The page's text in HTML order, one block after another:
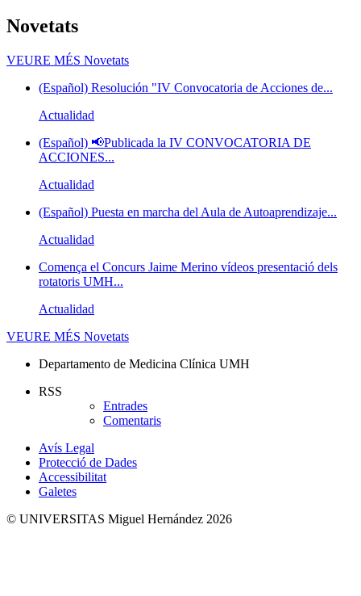
Novetats
VEURE MÉS Novetats
(Español) Resolución "IV Convocatoria de Acciones de...
Actualidad
(Español) 📢Publicada la IV CONVOCATORIA DE
ACCIONES...
Actualidad
(Español) Puesta en marcha del Aula de Autoaprendizaje...
Actualidad
Comença el Concurs Jaime Merino vídeos presentació dels
rotatoris UMH...
Actualidad
VEURE MÉS Novetats
Departamento de Medicina Clínica UMH
RSS
Entrades
Comentaris
Avís Legal
Protecció de Dades
Accessibilitat
Galetes
© UNIVERSITAS Miguel Hernández 2026